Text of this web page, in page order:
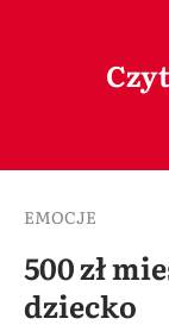
EMOCJE
500 zł
dziecko